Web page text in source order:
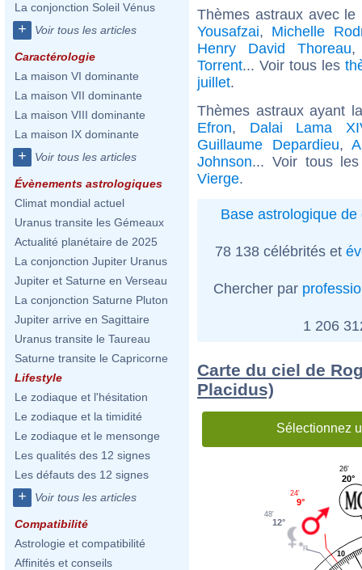
La conjonction Soleil Vénus
+ Voir tous les articles
Caractérologie
La maison VI dominante
La maison VII dominante
La maison VIII dominante
La maison IX dominante
+ Voir tous les articles
Évènements astrologiques
Climat mondial actuel
Uranus transite les Gémeaux
Actualité planétaire de 2025
La conjonction Jupiter Uranus
Jupiter et Saturne en Verseau
La conjonction Saturne Pluton
Jupiter arrive en Sagittaire
Uranus transite le Taureau
Saturne transite le Capricorne
Lifestyle
Le zodiaque et l'hésitation
Le zodiaque et la timidité
Le zodiaque et le mensonge
Les qualités des 12 signes
Les défauts des 12 signes
+ Voir tous les articles
Compatibilité
Astrologie et compatibilité
Affinités et conseils
Thèmes astraux avec
Yousafzai, Michelle
Henry David Thoreau
Torrent... Voir tous les
juillet.
Thèmes astraux ayant
Efron, Dalai Lama
Guillaume Depardieu,
Johnson... Voir tous
Vierge.
Base astrologique de
78 138 célébrités et
Chercher par
1 206
Carte du ciel de
Placidus)
Sélectionnez
10
20°
26'
9°
24'
12°
48'